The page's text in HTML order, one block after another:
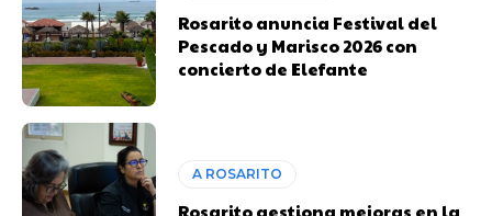
Rosarito anuncia Festival del
Pescado y Marisco 2026 con
concierto de Elefante
A ROSARITO
Rosarito gestiona mejoras en la